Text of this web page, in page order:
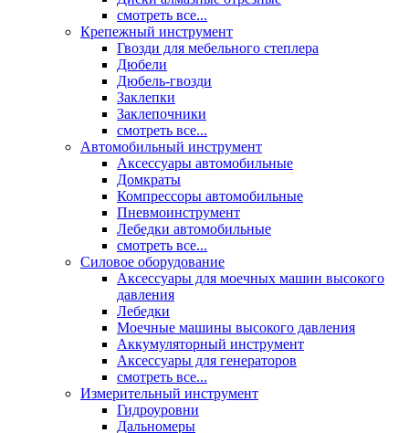
смотреть все...
Крепежный инструмент
Гвозди для мебельного степлера
Дюбели
Дюбель-гвозди
Заклепки
Заклепочники
смотреть все...
Автомобильный инструмент
Аксессуары автомобильные
Домкраты
Компрессоры автомобильные
Пневмоинструмент
Лебедки автомобильные
смотреть все...
Силовое оборудование
Аксессуары для моечных машин высокого
давления
Лебедки
Моечные машины высокого давления
Аккумуляторный инструмент
Аксессуары для генераторов
смотреть все...
Измерительный инструмент
Гидроуровни
Дальномеры